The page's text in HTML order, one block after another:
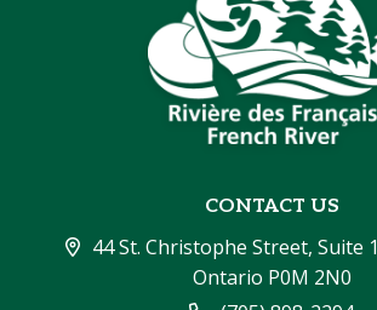
CONTACT US
44 St. Christophe Street, Suite
Ontario P0M 2N0